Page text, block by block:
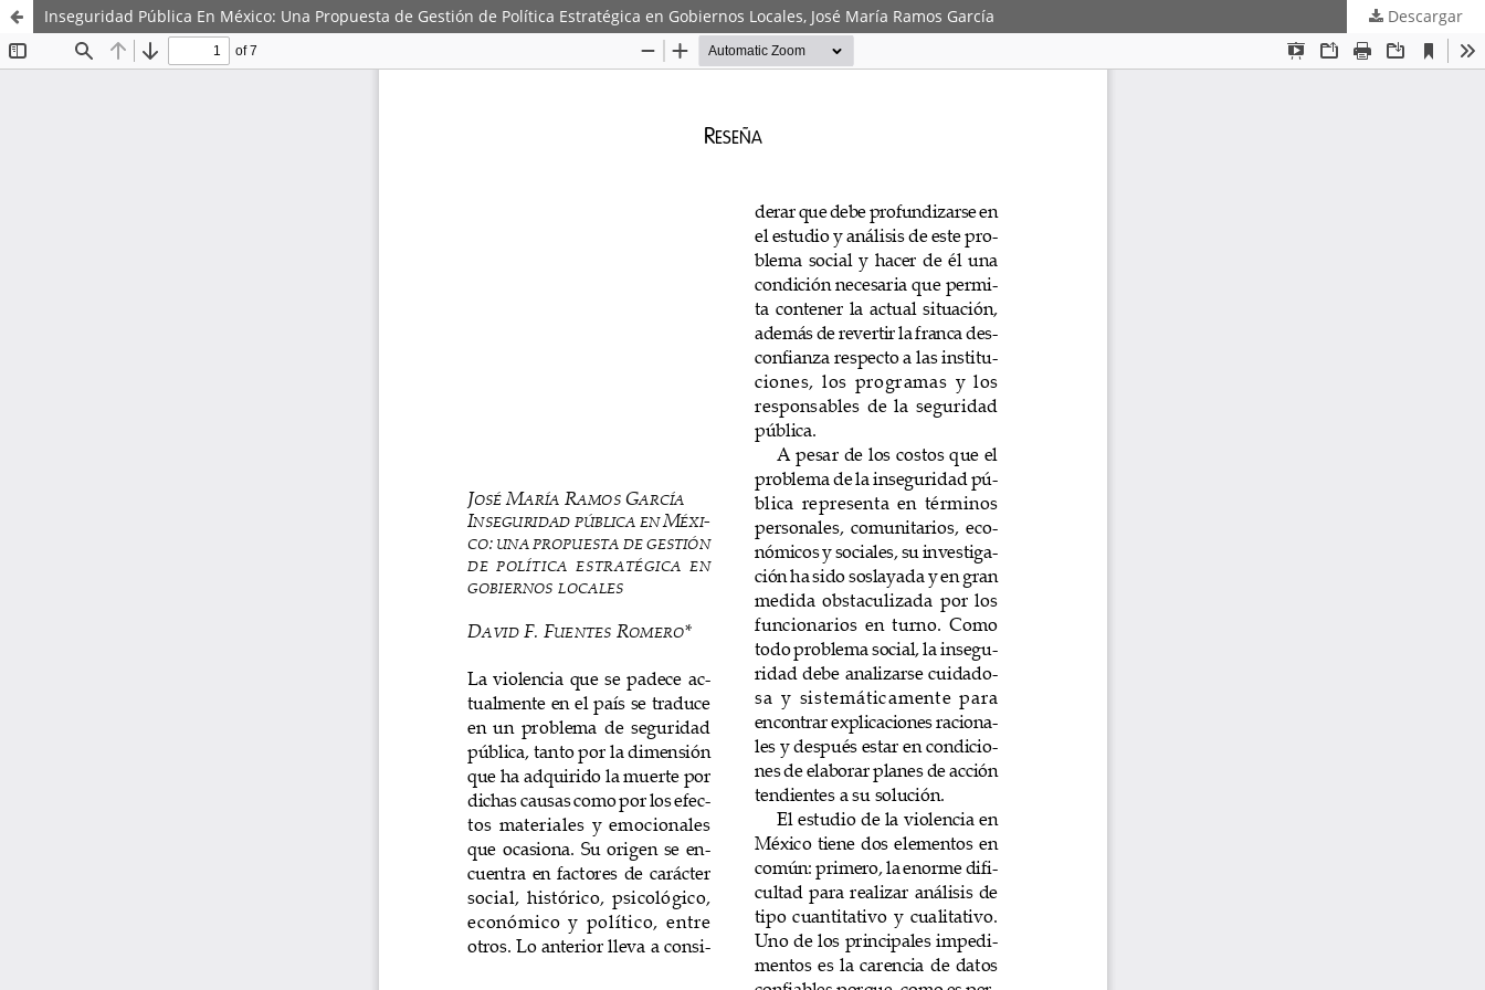
Inseguridad Pública En México: Una Propuesta de Gestión de Política Estratégica en Gobiernos Locales, José María Ramos García Descargar